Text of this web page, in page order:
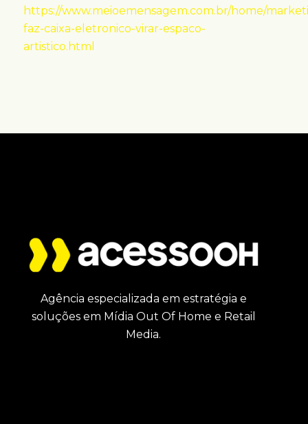
https://www.meioemensagem.com.br/home/
faz-caixa-eletronico-virar-espaco-
artistico.html
Agência especializada em estratégia e
soluções em Mídia Out Of Home e Retail
Media.